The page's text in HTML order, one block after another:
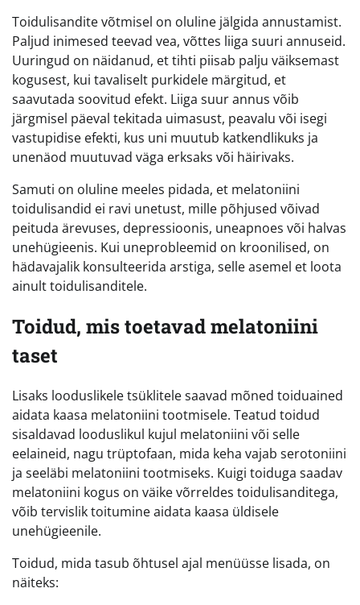
Toidulisandite võtmisel on oluline jälgida annustamist.
Paljud inimesed teevad vea, võttes liiga suuri annuseid.
Uuringud on näidanud, et tihti piisab palju väiksemast
kogusest, kui tavaliselt purkidele märgitud, et
saavutada soovitud efekt. Liiga suur annus võib
järgmisel päeval tekitada uimasust, peavalu või isegi
vastupidise efekti, kus uni muutub katkendlikuks ja
unenäod muutuvad väga erksaks või häirivaks.
Samuti on oluline meeles pidada, et melatoniini
toidulisandid ei ravi unetust, mille põhjused võivad
peituda ärevuses, depressioonis, uneapnoes või halvas
unehügieenis. Kui uneprobleemid on kroonilised, on
hädavajalik konsulteerida arstiga, selle asemel et loota
ainult toidulisanditele.
Toidud, mis toetavad melatoniini
taset
Lisaks looduslikele tsüklitele saavad mõned toiduained
aidata kaasa melatoniini tootmisele. Teatud toidud
sisaldavad looduslikul kujul melatoniini või selle
eelaineid, nagu trüptofaan, mida keha vajab serotoniini
ja seeläbi melatoniini tootmiseks. Kuigi toiduga saadav
melatoniini kogus on väike võrreldes toidulisanditega,
võib tervislik toitumine aidata kaasa üldisele
unehügieenile.
Toidud, mida tasub õhtusel ajal menüüsse lisada, on
näiteks: